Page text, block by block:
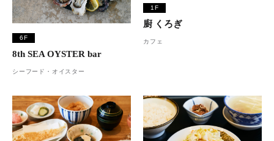
6F
8th SEA OYSTER bar
シーフード・オイスター
1F
廚 くろぎ
カフェ